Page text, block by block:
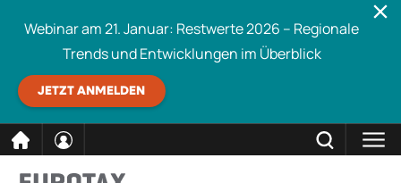
Webinar am 21. Januar: Restwerte 2026 – Regionale
Trends und Entwicklungen im Überblick
JETZT ANMELDEN